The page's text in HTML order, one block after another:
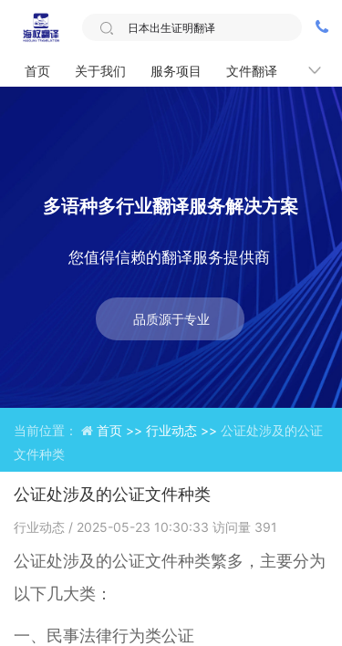
首页 关于我们 服务项目 文件翻译 联系我
多语种多行业翻译服务解决方案
您值得信赖的翻译服务提供商
品质源于专业
当前位置： 首页 >> 行业动态 >> 公证处涉及的公证
文件种类
公证处涉及的公证文件种类
行业动态 / 2025-05-23 10:30:33 访问量 391
公证处涉及的公证文件种类繁多，主要分为
以下几大类：
一、民事法律行为类公证